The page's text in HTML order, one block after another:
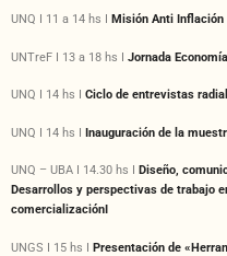
UNQ I 11 a 14 hs I Misión Anti Inflación
UNTreF I 13 a 18 hs I Jornada
UNQ I 14 hs I Ciclo de entrevistas
UNQ I 14 hs I Inauguración de la
UNQ – UBA I 14.30 hs I Diseño,
Desarrollos y perspectivas de trabajo
comercializaciónI
UNGS I 15 hs I Presentación de